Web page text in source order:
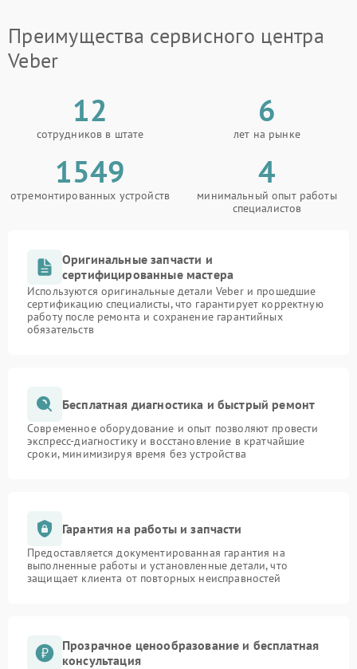
Преимущества сервисного центра
Veber
12
сотрудников в штате
6
лет на рынке
1549
отремонтированных устройств
4
минимальный опыт работы
специалистов
Оригинальные запчасти и
сертифицированные мастера
Используются оригинальные детали Veber и прошедшие
сертификацию специалисты, что гарантирует корректную
работу после ремонта и сохранение гарантийных
обязательств
Бесплатная диагностика и быстрый ремонт
Современное оборудование и опыт позволяют провести
экспресс-диагностику и восстановление в кратчайшие
сроки, минимизируя время без устройства
Гарантия на работы и запчасти
Предоставляется документированная гарантия на
выполненные работы и установленные детали, что
защищает клиента от повторных неисправностей
Прозрачное ценообразование и бесплатная
консультация